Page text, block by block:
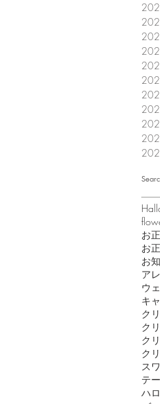
お
お
お
ア
ウ
キ
ク
ク
ク
ク
ス
テ
ハ